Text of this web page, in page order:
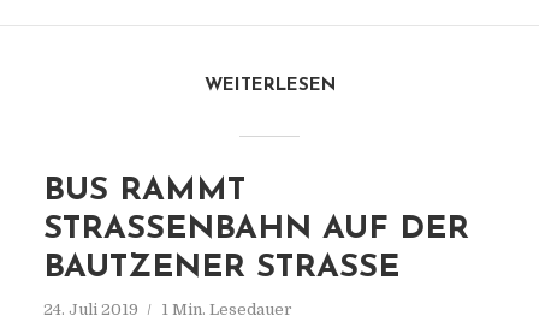
WEITERLESEN
BUS RAMMT
STRASSENBAHN AUF DER B
AUTZENER STRASSE
24. Juli 2019 1 Min. Lesedauer